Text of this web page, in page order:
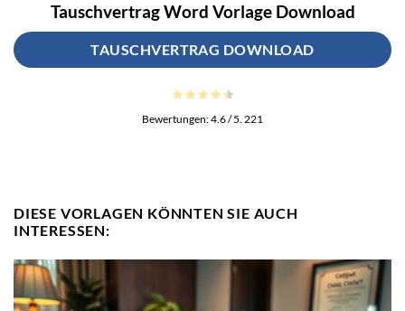
Tauschvertrag Word Vorlage Download
TAUSCHVERTRAG DOWNLOAD
Bewertungen:4.6/ 5. 221
DIESE VORLAGEN KÖNNTEN SIE AUCH
INTERESSEN: